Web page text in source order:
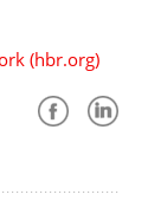
(hbr.org)